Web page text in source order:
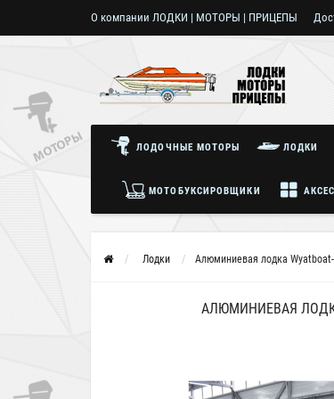
О компании ЛОДКИ | МОТОРЫ | ПРИЦЕПЫ
ЛОДОЧНЫЕ МОТОРЫ ЛОДКИ
МОТОБУКСИРОВЩИКИ
Лодки Алюминиевая лодка
АЛЮМИНИЕВАЯ ЛОДКА